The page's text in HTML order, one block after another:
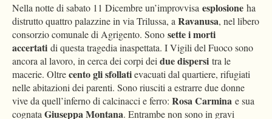
Nella notte di sabato 11 Dicembre un’improvvisa esplosione ha
distrutto quattro palazzine in via Trilussa, aRavanusa, nel libero
consorzio comunale di Agrigento. Sono sette i morti
accertati di questa tragedia inaspettata. I Vigili del Fuoco sono
ancora al lavoro, in cerca dei corpi deidue dispersi tra le
macerie. Oltrecento gli sfollatievacuati dal quartiere, rifugiati
nelle abitazioni dei parenti. Sono riusciti a estrarre due donne
vive da quell’inferno di calcinacci e ferro: Rosa Carmina e sua
cognataGiuseppa Montana. Entrambe non sono in gravi